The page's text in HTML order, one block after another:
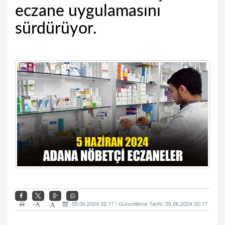
eczane uygulamasını
sürdürüyor.
05.06.2024 02:17 | Güncelleme Tarihi: 05.06.2024 02:17
-
+